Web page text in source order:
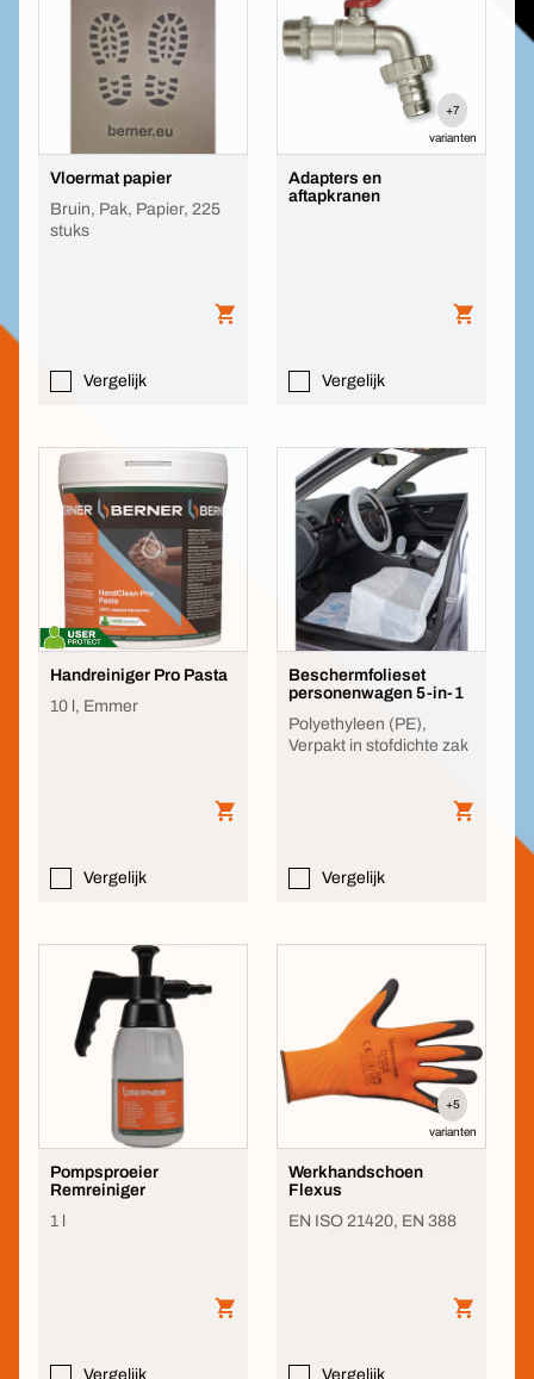
Vloermat papier
Bruin, Pak, Papier, 225
stuks
Vergelijk
+7
varianten
Adapters en
aftapkranen
Vergelijk
Handreiniger Pro Pasta
10 l, Emmer
Vergelijk
Beschermfolieset
personenwagen 5-in-1
Polyethyleen (PE),
Verpakt in stofdichte zak
Vergelijk
Pompsproeier
Remreiniger
1 l
Vergelijk
+5
varianten
Werkhandschoen
Flexus
EN ISO 21420, EN 388
Vergelijk